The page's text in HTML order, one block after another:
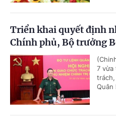
Triển khai quyết định
Chính phủ, Bộ trưởng
7 vừa
Quân